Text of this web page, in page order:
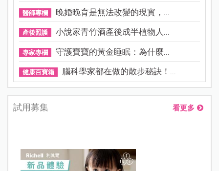
醫師專欄 晚婚晚育是無法改變的現實，...
產後照護 小說家青竹酒產後成半植物人...
專家專欄 守護寶寶的黃金睡眠：為什麼...
健康百寶箱 腦科學家都在做的散步秘訣！...
試用募集 看更多